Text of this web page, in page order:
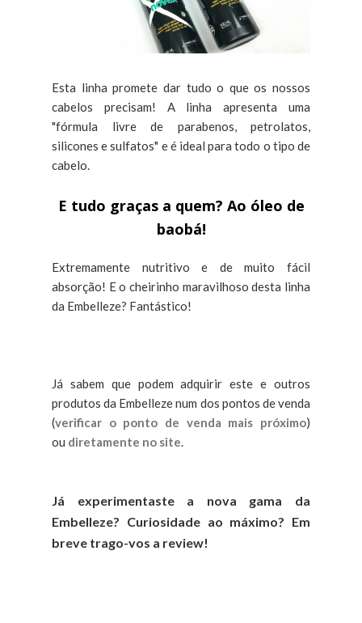
Esta linha promete dar tudo o que os nossos
cabelos precisam! A linha apresenta uma
"fórmula livre de parabenos, petrolatos,
silicones e sulfatos" e é ideal para todo o tipo de
cabelo.
E tudo graças a quem? Ao óleo de
baobá!
Extremamente nutritivo e de muito fácil
absorção! E o cheirinho maravilhoso desta linha
da Embelleze? Fantástico!
Já sabem que podem adquirir este e outros
produtos da Embelleze num dos pontos de venda
(verificar o ponto de venda mais próximo)
ou diretamente no site.
Já experimentaste a nova gama da
Embelleze? Curiosidade ao máximo? Em
breve trago-vos a review!